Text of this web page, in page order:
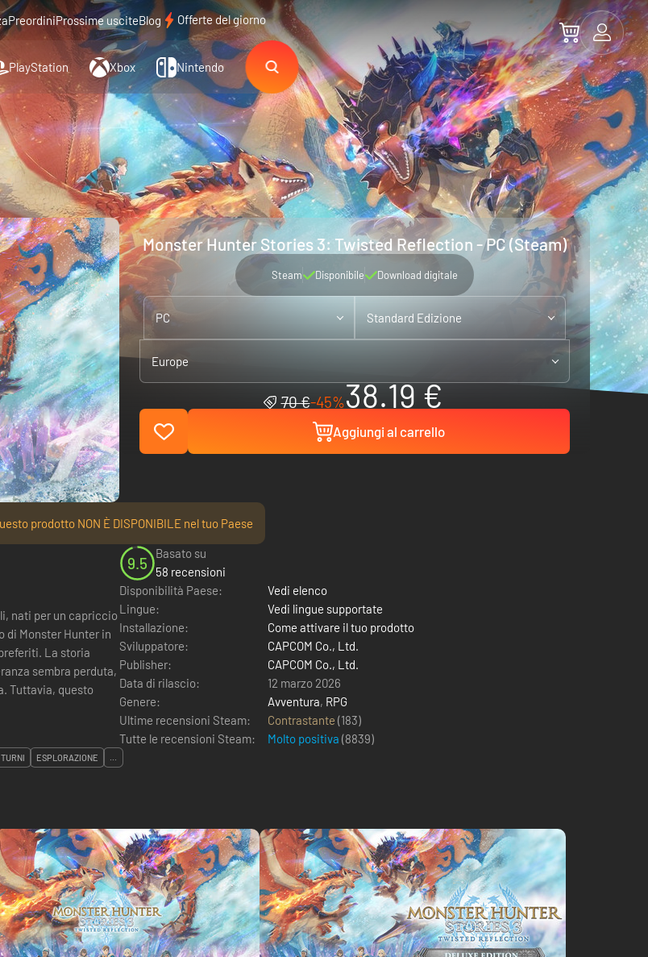
PreordiniProssime usciteBlog Offerte del giorno
PlayStation Xbox Nintendo
Monster Hunter Stories 3: Twisted Reflection - PC (Steam)
Steam Disponibile Download digitale
PC Standard Edizione
Europe
70 €-45%38.19 €
Aggiungi al carrello
prodotto NON È DISPONIBILE nel tuo Paese
nati per un capriccio
storia
sembra perduta,
9.5
Basato su
58 recensioni
Disponibilità Paese:
Vedi elenco
Lingue:
Vedi lingue supportate
Installazione:
Come attivare il tuo prodotto
Sviluppatore:
CAPCOM Co., Ltd.
Publisher:
CAPCOM Co., Ltd.
Data di rilascio:
12 marzo 2026
Genere:
Avventura, RPG
Ultime recensioni Steam:
Contrastante (183)
Tutte le recensioni Steam:
Molto positiva (8839)
ESPLORAZIONE ...